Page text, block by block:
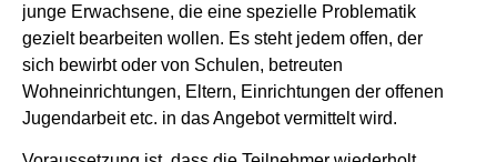
junge Erwachsene, die eine spezielle Problematik
gezielt bearbeiten wollen. Es steht jedem offen, der
sich bewirbt oder von Schulen, betreuten
Wohneinrichtungen, Eltern, Einrichtungen der offenen
Jugendarbeit etc. in das Angebot vermittelt wird.